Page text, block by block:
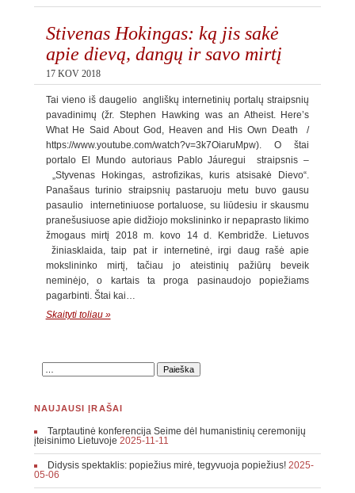
Stivenas Hokingas: ką jis sakė
apie dievą, dangų ir savo mirtį
17 KOV 2018
Tai vieno iš daugelio angliškų internetinių portalų straipsnių
pavadinimų (žr. Stephen Hawking was an Atheist. Here’s
What He Said About God, Heaven and His Own Death /
https://www.youtube.com/watch?v=3k7OiaruMpw). O štai
portalo El Mundo autoriaus Pablo Jáuregui straipsnis –
„Styvenas Hokingas, astrofizikas, kuris atsisakė Dievo“.
Panašaus turinio straipsnių pastaruoju metu buvo gausu
pasaulio internetiniuose portaluose, su liūdesiu ir skausmu
pranešusiuose apie didžiojo mokslininko ir nepaprasto likimo
žmogaus mirtį 2018 m. kovo 14 d. Kembridže. Lietuvos
žiniasklaida, taip pat ir internetinė, irgi daug rašė apie
mokslininko mirtį, tačiau jo ateistinių pažiūrų beveik
neminėjo, o kartais ta proga pasinaudojo popiežiams
pagarbinti. Štai kai…
Skaityti toliau »
NAUJAUSI ĮRAŠAI
Tarptautinė konferencija Seime dėl humanistinių ceremonijų
įteisinimo Lietuvoje 2025-11-11
Didysis spektaklis: popiežius mirė, tegyvuoja popiežius! 2025-
05-06